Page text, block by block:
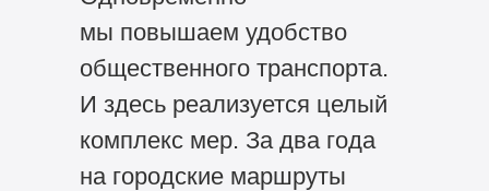
мы повышаем удобство
общественного транспорта.
И здесь реализуется целый
комплекс мер. За два года
на городские маршруты